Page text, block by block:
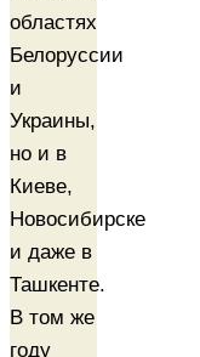
областях
Белоруссии
и
Украины,
но и в
Киеве,
Новосибирске
и даже в
Ташкенте.
В том же
году